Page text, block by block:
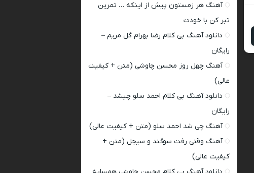
آهنگ هر زمستون پیش از اینکه … تمرین
تبر کن با خودت
دانلود آهنگ بی کلام رضا بهرام گل مریم –
رایگان
آهنگ چهل روز محسن چاوشی (متن + کیفیت
عالی)
دانلود آهنگ بی کلام احمد سلو چیشد –
رایگان
آهنگ چی شد احمد سلو (متن + کیفیت عالی)
آهنگ وقتی رفت سوگند و سیجل (متن +
کیفیت عالی)